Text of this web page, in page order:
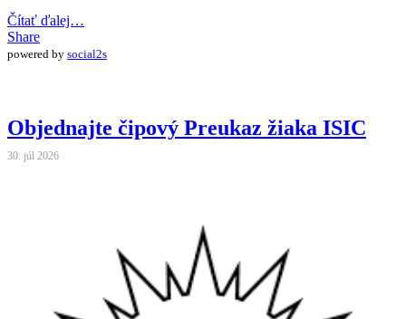
Čítať ďalej…
Share
powered by social2s
Objednajte čipový Preukaz žiaka ISIC
30. júl 2026